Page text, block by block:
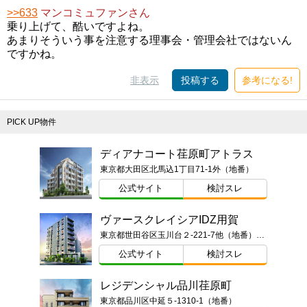
>>633 マンコミュファンさん
乗り上げて、酷いですよね。
あまりそういう事を注意する理事会・管理会社ではないん
ですかね。
非表示 投稿する 参考になる!
PICK UP物件
ディアナコート荏原町アトラス
東京都大田区北馬込1丁目71-1外（地番）
公式サイト 検討スレ
ヴァースクレイシアIDZ用賀
東京都世田谷区玉川台２-221-7他（地番）ほか
公式サイト 検討スレ
レジデンシャル品川荏原町
東京都品川区中延５-1310-1（地番）